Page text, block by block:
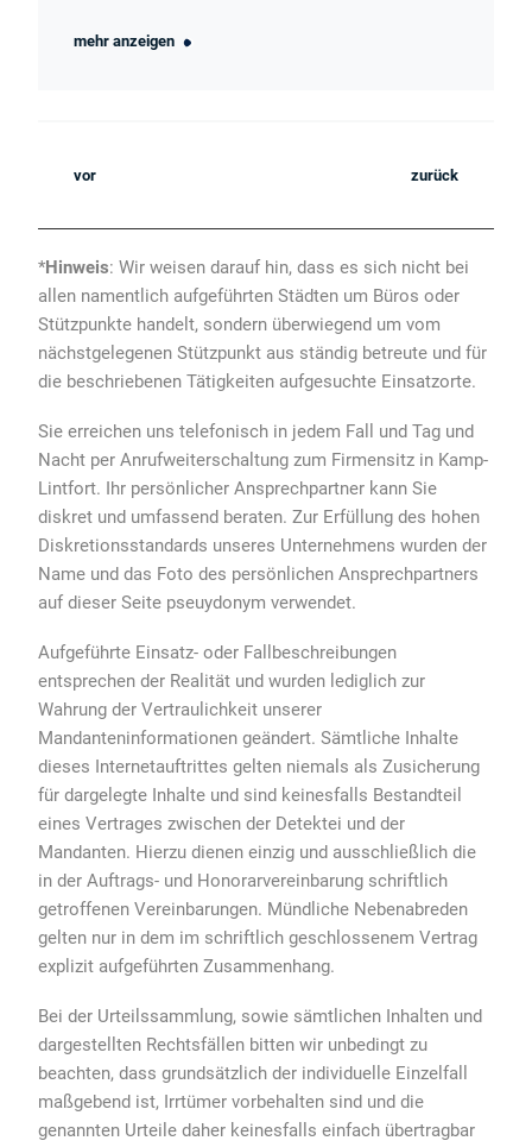
mehr anzeigen
vor zurück
*Hinweis: Wir weisen darauf hin, dass es sich nicht bei
allen namentlich aufgeführten Städten um Büros oder
Stützpunkte handelt, sondern überwiegend um vom
nächstgelegenen Stützpunkt aus ständig betreute und für
die beschriebenen Tätigkeiten aufgesuchte Einsatzorte.
Sie erreichen uns telefonisch in jedem Fall und Tag und
Nacht per Anrufweiterschaltung zum Firmensitz in Kamp-
Lintfort. Ihr persönlicher Ansprechpartner kann Sie
diskret und umfassend beraten. Zur Erfüllung des hohen
Diskretionsstandards unseres Unternehmens wurden der
Name und das Foto des persönlichen Ansprechpartners
auf dieser Seite pseuydonym verwendet.
Aufgeführte Einsatz- oder Fallbeschreibungen
entsprechen der Realität und wurden lediglich zur
Wahrung der Vertraulichkeit unserer
Mandanteninformationen geändert. Sämtliche Inhalte
dieses Internetauftrittes gelten niemals als Zusicherung
für dargelegte Inhalte und sind keinesfalls Bestandteil
eines Vertrages zwischen der Detektei und der
Mandanten. Hierzu dienen einzig und ausschließlich die
in der Auftrags- und Honorarvereinbarung schriftlich
getroffenen Vereinbarungen. Mündliche Nebenabreden
gelten nur in dem im schriftlich geschlossenem Vertrag
explizit aufgeführten Zusammenhang.
Bei der Urteilssammlung, sowie sämtlichen Inhalten und
dargestellten Rechtsfällen bitten wir unbedingt zu
beachten, dass grundsätzlich der individuelle Einzelfall
maßgebend ist, Irrtümer vorbehalten sind und die
genannten Urteile daher keinesfalls einfach übertragbar